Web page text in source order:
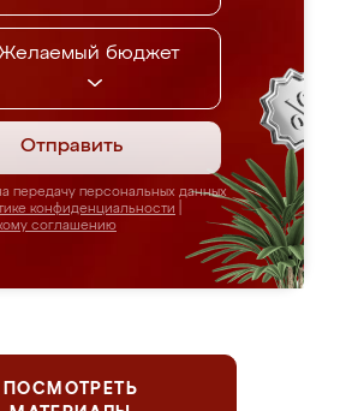
бюджет
Отправить
передачу персональных данных
конфиденциальности
соглашению
ПОСМОТРЕТЬ